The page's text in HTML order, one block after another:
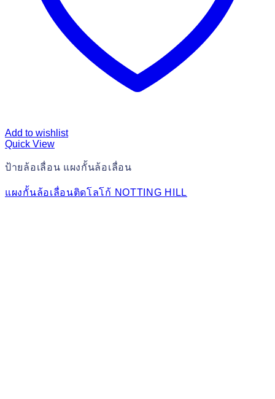
Add to wishlist
Quick View
ป้ายล้อเลื่อน แผงกั้นล้อเลื่อน
แผงกั้นล้อเลื่อนติดโลโก้ NOTTING HILL